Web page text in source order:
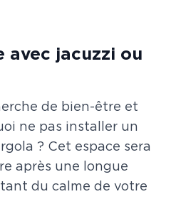
avec jacuzzi ou
de bien-être et
ne pas installer un
? Cet espace sera
après une longue
du calme de votre